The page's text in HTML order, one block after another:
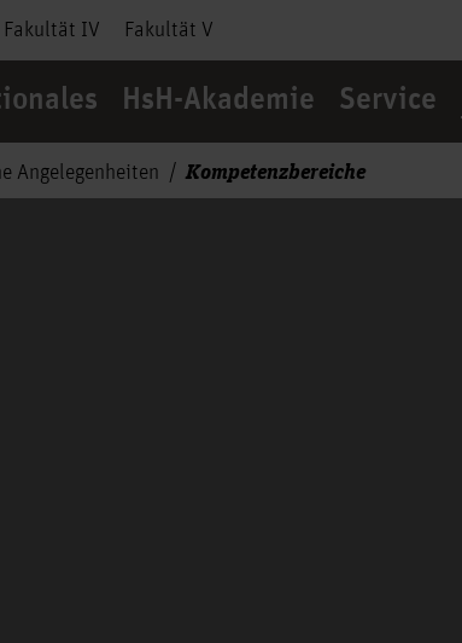
Fakultät IV Fakultät V
HsH-Akademie Service
Angelegenheiten Kompetenzbereiche